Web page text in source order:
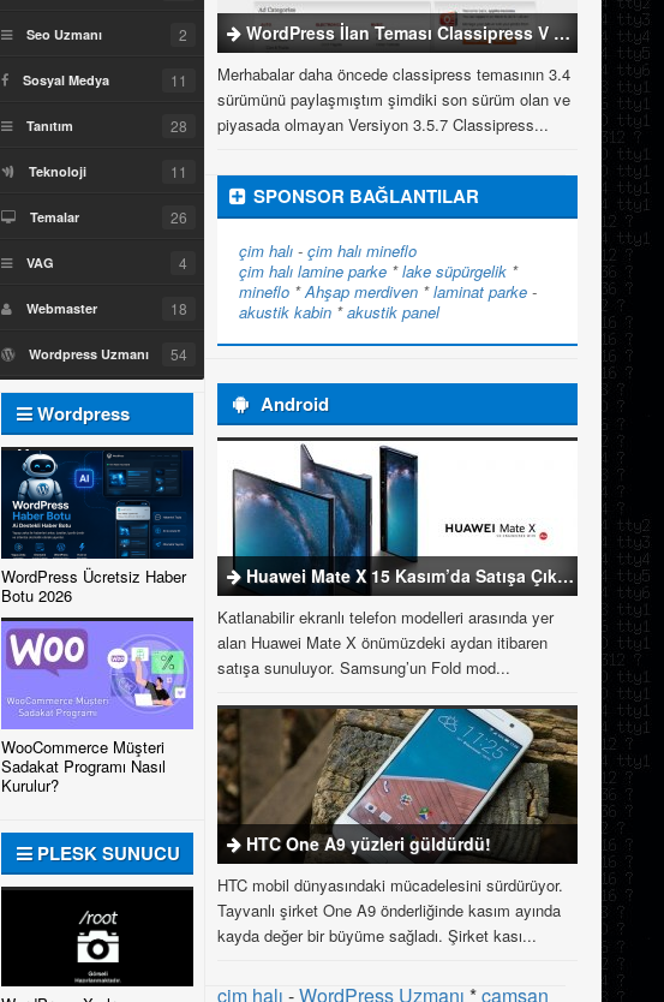
Seo Uzmanı 2
Sosyal Medya 11
Tanıtım 28
Teknoloji 11
Temalar 26
VAG 4
Webmaster 18
Wordpress Uzmanı 54
Wordpress
Uzmanı
WordPress Ücretsiz Haber
Botu 2026
WooCommerce Müşteri
Sadakat Programı Nasıl
Kurulur?
PLESK SUNUCU
WordPress İlan Teması Classipress V 3.5.7
Merhabalar daha öncede classipress temasının 3.4
sürümünü paylaşmıştım şimdiki son sürüm olan ve
piyasada olmayan Versiyon 3.5.7 Classipress...
SPONSOR BAĞLANTILAR
çim halı - çim halı mineflo
çim halı lamine parke *lake süpürgelik *
mineflo *Ahşap merdiven *laminat parke -
akustik kabin *akustik panel
Android
Huawei Mate X 15 Kasım’da Satışa Çıkıyor
Katlanabilir ekranlı telefon modelleri arasında yer
alan Huawei Mate X önümüzdeki aydan itibaren
satışa sunuluyor. Samsung’un Fold mod...
HTC One A9 yüzleri güldürdü!
HTC mobil dünyasındaki mücadelesini sürdürüyor.
Tayvanlı şirket One A9 önderliğinde kasım ayında
kayda değer bir büyüme sağladı. Şirket kası...
çim halı -WordPress Uzmanı *çamsan